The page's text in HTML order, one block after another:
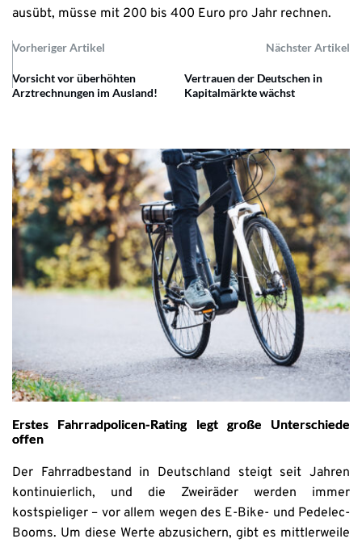
ausübt, müsse mit 200 bis 400 Euro pro Jahr rechnen.
Vorheriger Artikel Nächster Artikel
Vorsicht vor überhöhten
Arztrechnungen im Ausland!
Vertrauen der Deutschen in
Kapitalmärkte wächst
Erstes Fahrradpolicen-Rating legt große Unterschiede
offen
Der Fahrradbestand in Deutschland steigt seit Jahren
kontinuierlich, und die Zweiräder werden immer
kostspieliger – vor allem wegen des E-Bike- und Pedelec-
Booms. Um diese Werte abzusichern, gibt es mittlerweile